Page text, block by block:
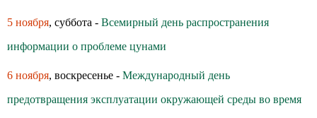
5 ноября, суббота - Всемирный день распространения
информации о проблеме цунами
6 ноября, воскресенье - Международный день
предотвращения эксплуатации окружающей среды во время